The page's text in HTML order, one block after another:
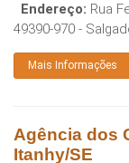
Endereço: Rua
49390-970 -
Mais Informações
Agência dos
Itanhy/SE